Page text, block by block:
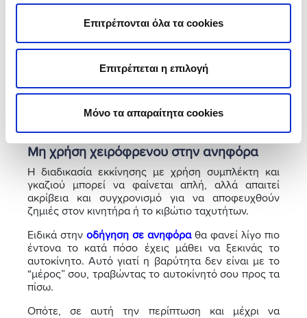
Επιτρέπονται όλα τα cookies
Επιτρέπεται η επιλογή
Μόνο τα απαραίτητα cookies
Υπερβολικό γκάζι
Το να πατάς το γκάζι περισσότερο από ό,τι
χρειάζεται, μπορεί να οδηγήσει σε ακατάλληλη
επιτάχυνση και απώλεια ελέγχου. Το ίδιο ισχύει και
όταν στρίβεις το όχημά σου.
Το τελευταίο είναι και ένα από τα συχνότεραλάθη
να ενημερωθείς γι’ αυτά, ώστε να τα αποφεύγεις!
Μη χρήση χειρόφρενου στην ανηφόρα
Η διαδικασία εκκίνησης με χρήση συμπλέκτη και
γκαζιού μπορεί να φαίνεται απλή, αλλά απαιτεί
ακρίβεια και συγχρονισμό για να αποφευχθούν
ζημιές στον κινητήρα ή το κιβώτιο ταχυτήτων.
Ειδικά στην οδήγηση σε ανηφόραθα φανεί λίγο πιο
έντονα το κατά πόσο έχεις μάθει να ξεκινάς το
αυτοκίνητο. Αυτό γιατί η βαρύτητα δεν είναι με το
“μέρος” σου, τραβώντας το αυτοκίνητό σου προς τα
πίσω.
Οπότε, σε αυτή την περίπτωση και μέχρι να